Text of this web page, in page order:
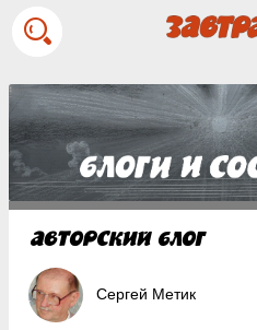
Сергей Метик